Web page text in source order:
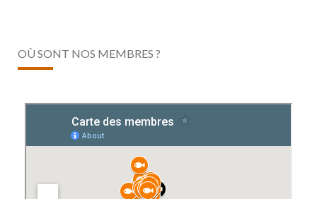
OÙ SONT NOS MEMBRES ?